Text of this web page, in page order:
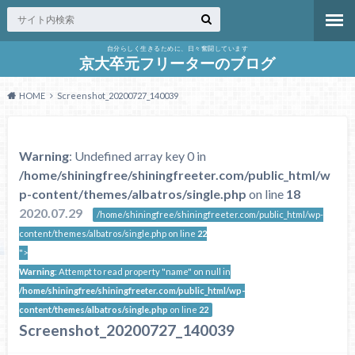
自分らしく生きるために、日々奮闘しています
京大卒元フリーターのブログ
HOME Screenshot_20200727_140039
Warning: Undefined array key 0 in
/home/shiningfree/shiningfreeter.com/public_html/w
p-content/themes/albatros/single.php on line 18
2020.07.29
/home/shiningfree/shiningfreeter.com/public_html/wp-
content/themes/albatros/single.php on line 22
">
Warning: Attempt to read property "name" on null in
/home/shiningfree/shiningfreeter.com/public_html/wp-
content/themes/albatros/single.php on line 22
Screenshot_20200727_140039